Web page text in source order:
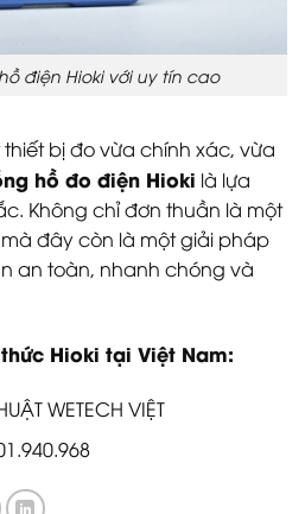
điện Hioki với uy tín cao
bị đo vừa chính xác, vừa
hồ đo điện Hioki là lựa
Không chỉ đơn thuần là một
đây còn là một giải pháp
an toàn, nhanh chóng và
Hioki tại Việt Nam:
WETECH VIỆT